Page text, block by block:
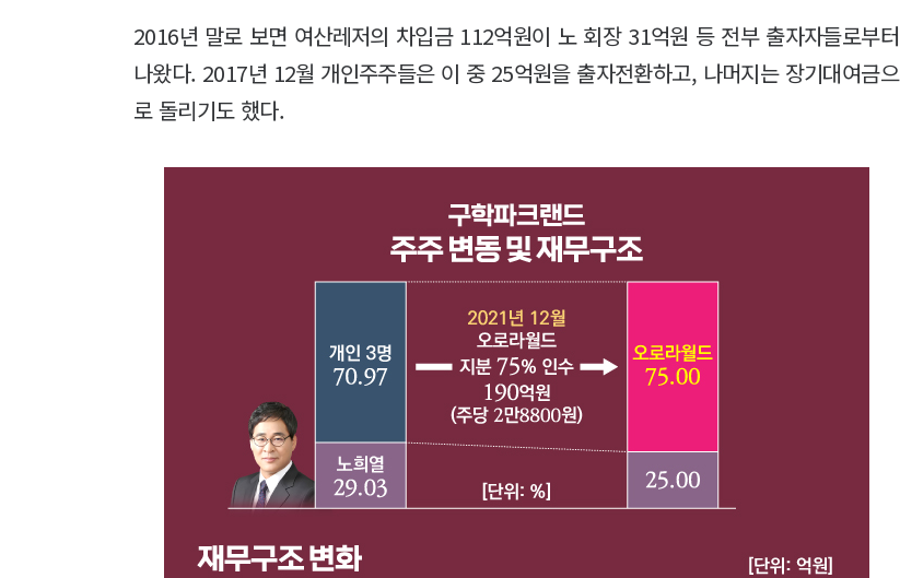
2016년 말로 보면 여산레저의 차입금 112억원이 노 회장 31억원 등 전부 출자자들로부터
나왔다. 2017년 12월 개인주주들은 이 중 25억원을 출자전환하고, 나머지는 장기대여금으
로 돌리기도 했다.